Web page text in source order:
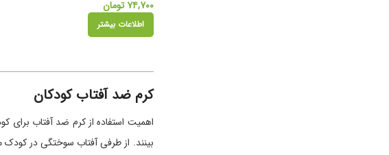
۷۴,۷۰۰ تومان
اطلاعات بیشتر
کرم ضد آفتاب کودکان
اهمیت استفاده از کرم ضد آفتاب برای
بینند. از طرفی آفتاب سوختگی در کودک